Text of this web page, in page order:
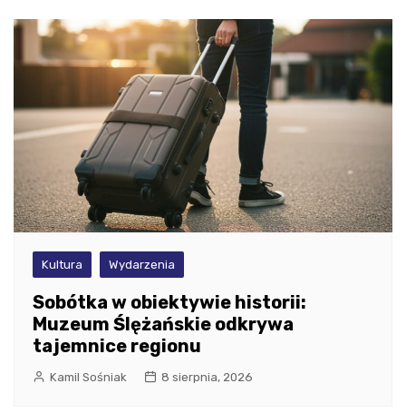
Kultura Wydarzenia
Sobótka w obiektywie historii:
Muzeum Ślężańskie odkrywa
tajemnice regionu
Kamil Sośniak 8 sierpnia, 2026